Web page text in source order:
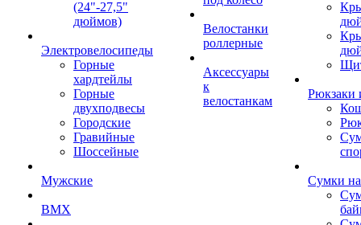
(24"-27,5"
дюймов)
Электровелосипеды
Горные
хардтейлы
Горные
двухподвесы
Городские
Гравийные
Шоссейные
Мужские
BMX
Велостанки
роллерные
Аксессуары
к
велостанкам
Рюкзаки
Сумки